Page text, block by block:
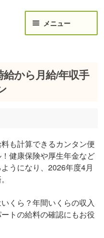
メニュー
収_手取りシミュレーショ
給から月給/年収手
も計算できるカンタン便
健康保険や厚生年金など
うになり、2026年度4月
くら？年間いくらの収入
トの給料の確認にもお役